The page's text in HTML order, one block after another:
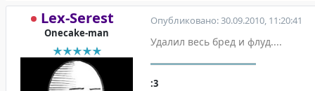
Lex-Serest
Onecake-man
Опубликовано: 30.09.2010, 11:20:41
Удалил весь бред и флуд....
:3